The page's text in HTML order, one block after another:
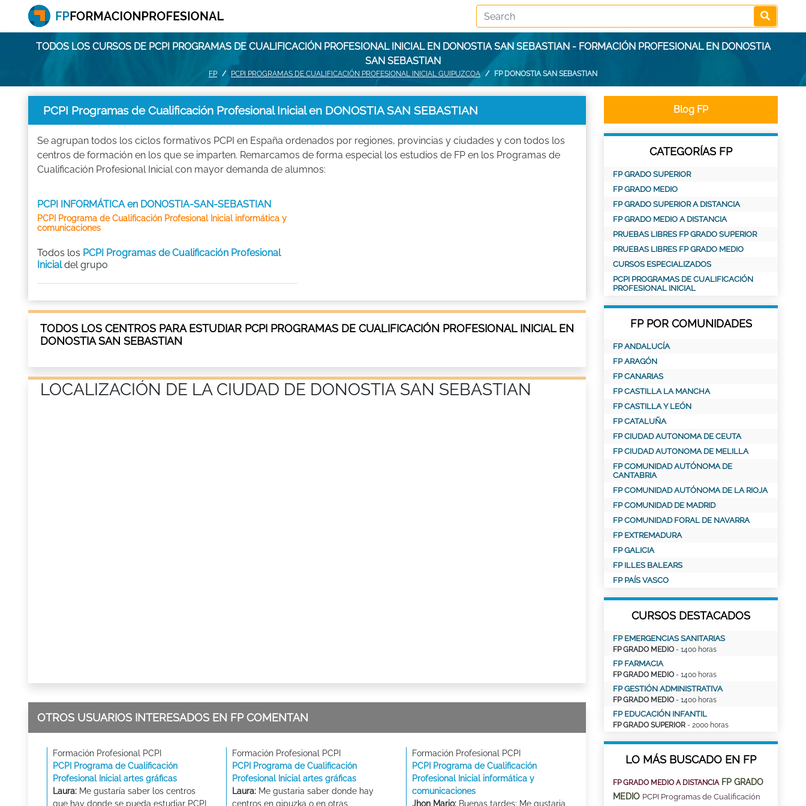
TODOS LOS CURSOS DE PCPI PROGRAMAS DE CUALIFICACIÓN PROFESIONAL INICIAL EN DONOSTIA SAN SEBASTIAN - FORMACIÓN PROFESIONAL EN DONOSTIA
SAN SEBASTIAN
FP PCPI PROGRAMAS DE CUALIFICACIÓN PROFESIONAL INICIAL GUIPUZCOA FP DONOSTIA SAN SEBASTIAN
PCPI Programas de Cualificación Profesional Inicial en DONOSTIA SAN SEBASTIAN
Se agrupan todos los ciclos formativos PCPI en España ordenados por regiones, provincias y ciudades y con todos los
centros de formación en los que se imparten. Remarcamos de forma especial los estudios de FP en los Programas de
Cualificación Profesional Inicial con mayor demanda de alumnos:
PCPI INFORMÁTICA en DONOSTIA-SAN-SEBASTIAN
PCPI Programa de Cualificación Profesional Inicial informática y
comunicaciones
Todos los PCPI Programas de Cualificación Profesional
Inicialdel grupo
TODOS LOS CENTROS PARA ESTUDIAR PCPI PROGRAMAS DE CUALIFICACIÓN PROFESIONAL INICIAL EN
DONOSTIA SAN SEBASTIAN
LOCALIZACIÓN DE LA CIUDAD DE DONOSTIA SAN SEBASTIAN
OTROS USUARIOS INTERESADOS EN FP COMENTAN
Formación Profesional PCPI
PCPI Programa de Cualificación
Profesional Inicial artes gráficas
Laura: Me gustaría saber los centros
que hay donde se pueda estudiar PCPI
Formación Profesional PCPI
PCPI Programa de Cualificación
Profesional Inicial artes gráficas
Laura: Me gustaria saber donde hay
centros en gipuzka o en otras
Formación Profesional PCPI
PCPI Programa de Cualificación
Profesional Inicial informática y
comunicaciones
Jhon Mario:Buenas tardes: Me gustaria
Blog FP
CATEGORÍAS FP
FP GRADO SUPERIOR
FP GRADO MEDIO
FP GRADO SUPERIOR A DISTANCIA
FP GRADO MEDIO A DISTANCIA
PRUEBAS LIBRES FP GRADO SUPERIOR
PRUEBAS LIBRES FP GRADO MEDIO
CURSOS ESPECIALIZADOS
PCPI PROGRAMAS DE CUALIFICACIÓN
PROFESIONAL INICIAL
FP POR COMUNIDADES
FP ANDALUCÍA
FP ARAGÓN
FP CANARIAS
FP CASTILLA LA MANCHA
FP CASTILLA Y LEÓN
FP CATALUÑA
FP CIUDAD AUTONOMA DE CEUTA
FP CIUDAD AUTONOMA DE MELILLA
FP COMUNIDAD AUTÓNOMA DE
CANTABRIA
FP COMUNIDAD AUTÓNOMA DE LA RIOJA
FP COMUNIDAD DE MADRID
FP COMUNIDAD FORAL DE NAVARRA
FP EXTREMADURA
FP GALICIA
FP ILLES BALEARS
FP PAÍS VASCO
CURSOS DESTACADOS
FP EMERGENCIAS SANITARIAS
FP GRADO MEDIO - 1400 horas
FP FARMACIA
FP GRADO MEDIO - 1400 horas
FP GESTIÓN ADMINISTRATIVA
FP GRADO MEDIO - 1400 horas
FP EDUCACIÓN INFANTIL
FP GRADO SUPERIOR - 2000 horas
LO MÁS BUSCADO EN FP
FP GRADO MEDIO A DISTANCIA FP GRADO
MEDIO PCPI Programas de Cualificación